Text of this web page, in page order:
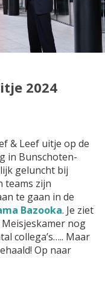
2024
& Leef uitje op de
in Bunschoten-
geluncht bij
teams zijn
te gaan in de
Bazooka. Je ziet
nog
collega’s….. Maar
Op naar